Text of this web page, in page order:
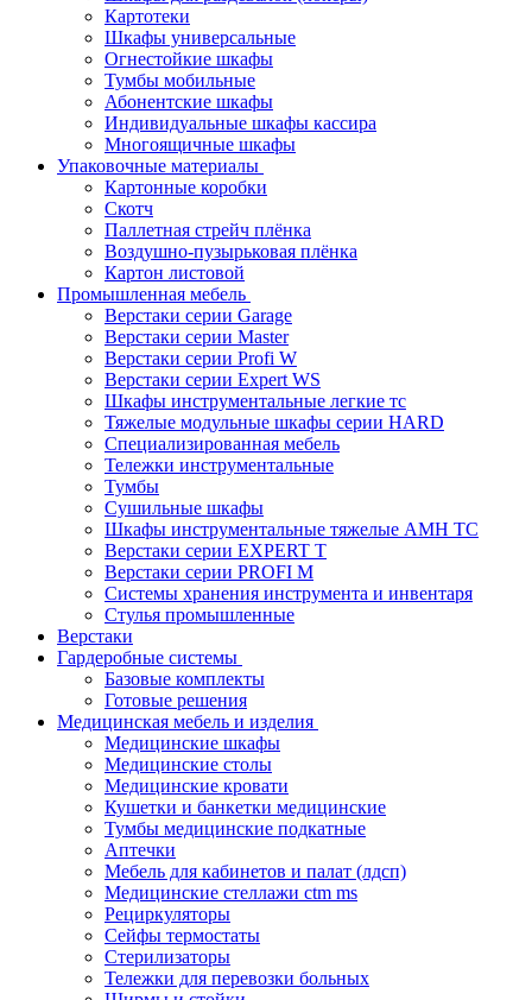
Картотеки
Шкафы универсальные
Огнестойкие шкафы
Тумбы мобильные
Абонентские шкафы
Индивидуальные шкафы кассира
Многоящичные шкафы
Упаковочные материалы
Картонные коробки
Скотч
Паллетная стрейч плёнка
Воздушно-пузырьковая плёнка
Картон листовой
Промышленная мебель
Верстаки серии Garage
Верстаки серии Master
Верстаки серии Profi W
Верстаки серии Expert WS
Шкафы инструментальные легкие тс
Тяжелые модульные шкафы серии HARD
Cпециализированная мебель
Тележки инструментальные
Тумбы
Cушильные шкафы
Шкафы инструментальные тяжелые AMH TC
Верстаки серии EXPERT T
Верстаки серии PROFI M
Системы хранения инструмента и инвентаря
Стулья промышленные
Верстаки
Гардеробные системы
Базовые комплекты
Готовые решения
Медицинская мебель и изделия
Медицинские шкафы
Медицинские столы
Медицинские кровати
Кушетки и банкетки медицинские
Тумбы медицинские подкатные
Аптечки
Мебель для кабинетов и палат (лдсп)
Медицинские стеллажи ctm ms
Рециркуляторы
Сейфы термостаты
Стерилизаторы
Тележки для перевозки больных